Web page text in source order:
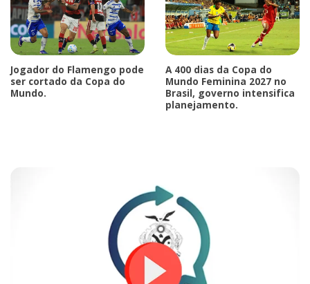
Jogador do Flamengo pode
ser cortado da Copa do
Mundo.
A 400 dias da Copa do
Mundo Feminina 2027 no
Brasil, governo intensifica
planejamento.